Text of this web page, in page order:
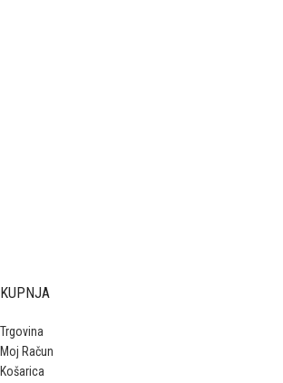
KUPNJA
Trgovina
Moj Račun
Košarica